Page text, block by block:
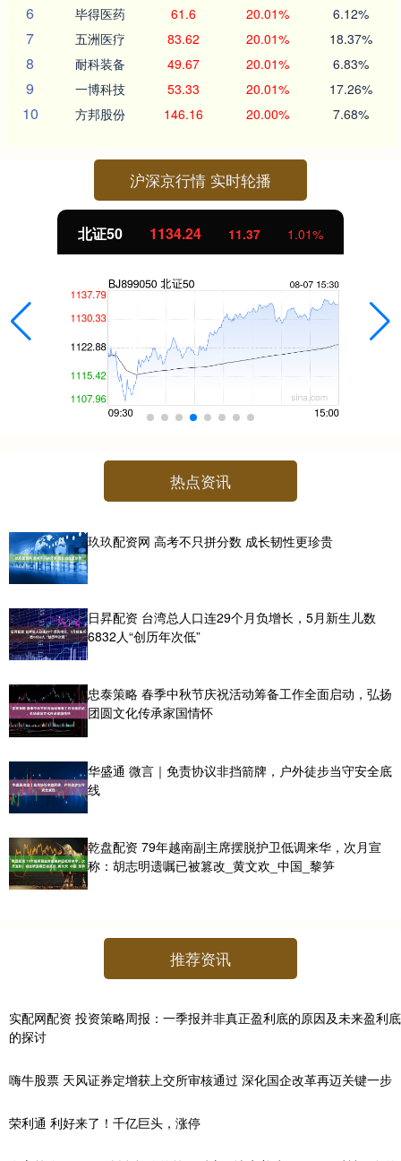
6 毕得医药 61.6 20.01% 6.12%
7 五洲医疗 83.62 20.01% 18.37%
8 耐科装备 49.67 20.01% 6.83%
9 一博科技 53.33 20.01% 17.26%
10 方邦股份 146.16 20.00% 7.68%
沪深京行情 实时轮播
北证50 1134.24 11.37 1.01%
热点资讯
玖玖配资网 高考不只拼分数 成长韧性更珍贵
日昇配资 台湾总人口连29个月负增长，5月新生儿数
6832人“创历年次低”
忠泰策略 春季中秋节庆祝活动筹备工作全面启动，弘扬
团圆文化传承家国情怀
华盛通 微言｜免责协议非挡箭牌，户外徒步当守安全底
线
乾盘配资 79年越南副主席摆脱护卫低调来华，次月宣
称：胡志明遗嘱已被篡改_黄文欢_中国_黎笋
推荐资讯
实配网配资 投资策略周报：一季报并非真正盈利底的原因及未来盈利底
的探讨
嗨牛股票 天风证券定增获上交所审核通过 深化国企改革再迈关键一步
荣利通 利好来了！千亿巨头，涨停